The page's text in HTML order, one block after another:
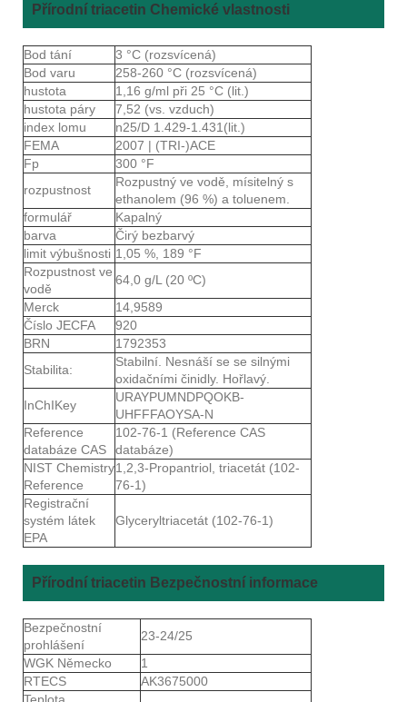
Přírodní triacetin Chemické vlastnosti
Bod tání
3 °C (rozsvícená)
Bod varu
258-260 °C (rozsvícená)
hustota
1,16 g/ml při 25 °C (lit.)
hustota páry
7,52 (vs. vzduch)
index lomu
n25/D 1.429-1.431(lit.)
FEMA
2007 | (TRI-)ACE
Fp
300 °F
rozpustnost
Rozpustný ve vodě, mísitelný s
ethanolem (96 %) a toluenem.
formulář
Kapalný
barva
Čirý bezbarvý
limit výbušnosti 1,05 %, 189 °F
Rozpustnost ve
vodě
64,0 g/L (20 ºC)
Merck
14,9589
Číslo JECFA
920
BRN
1792353
Stabilita:
Stabilní. Nesnáší se se silnými
oxidačními činidly. Hořlavý.
InChIKey
URAYPUMNDPQOKB-
UHFFFAOYSA-N
Reference
databáze CAS
102-76-1 (Reference CAS
databáze)
NIST Chemistry
Reference
1,2,3-Propantriol, triacetát (102-
76-1)
Registrační
systém látek
EPA
Glyceryltriacetát (102-76-1)
Přírodní triacetin Bezpečnostní informace
Bezpečnostní
prohlášení
23-24/25
WGK Německo
1
RTECS
AK3675000
Teplota